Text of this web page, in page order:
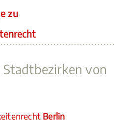
zu
von
Berlin